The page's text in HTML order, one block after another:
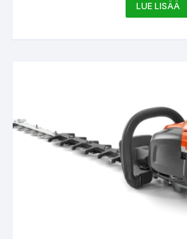
LUE LISÄÄ